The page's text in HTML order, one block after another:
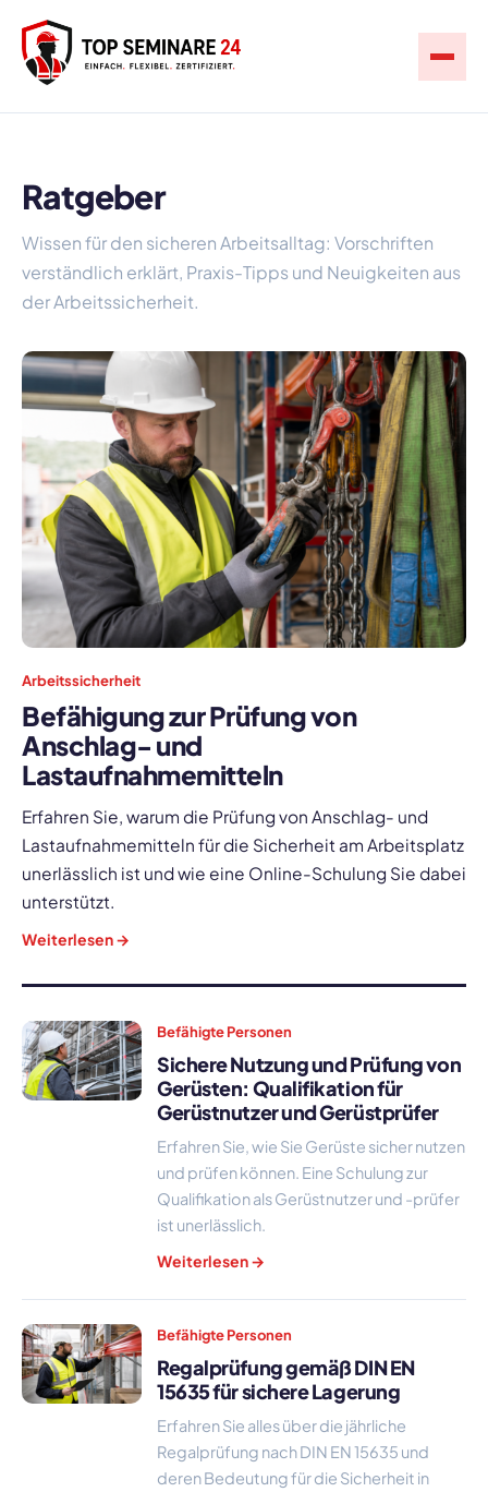
Ratgeber
Wissen für den sicheren Arbeitsalltag: Vorschriften
verständlich erklärt, Praxis-Tipps und Neuigkeiten aus
der Arbeitssicherheit.
Arbeitssicherheit
Befähigung zur Prüfung von
Anschlag- und
Lastaufnahmemitteln
Erfahren Sie, warum die Prüfung von Anschlag- und
Lastaufnahmemitteln für die Sicherheit am Arbeitsplatz
unerlässlich ist und wie eine Online-Schulung Sie dabei
unterstützt.
Weiterlesen →
Befähigte Personen
Sichere Nutzung und Prüfung von
Gerüsten: Qualifikation für
Gerüstnutzer und Gerüstprüfer
Erfahren Sie, wie Sie Gerüste sicher nutzen
und prüfen können. Eine Schulung zur
Qualifikation als Gerüstnutzer und -prüfer
ist unerlässlich.
Weiterlesen →
Befähigte Personen
Regalprüfung gemäß DIN EN
15635 für sichere Lagerung
Erfahren Sie alles über die jährliche
Regalprüfung nach DIN EN 15635 und
deren Bedeutung für die Sicherheit in